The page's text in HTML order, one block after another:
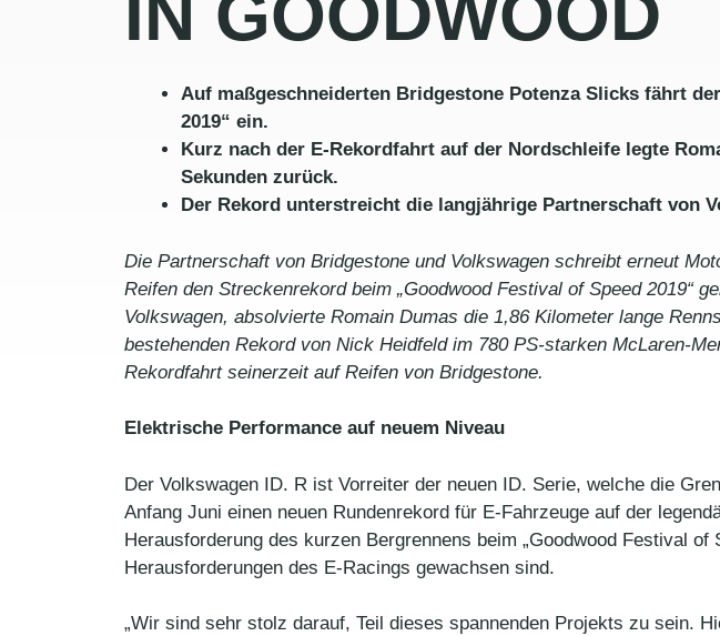
Auf maßgeschneiderten Bridgestone Potenza Slicks fährt
2019“ ein.
Kurz nach der E-Rekordfahrt auf der Nordschleife legte
Sekunden zurück.
Der Rekord unterstreicht die langjährige Partnerschaft von
Die Partnerschaft von Bridgestone und Volkswagen schreibt erneut
Reifen den Streckenrekord beim „Goodwood Festival of Speed 2019“
Volkswagen, absolvierte Romain Dumas die 1,86 Kilometer lange
bestehenden Rekord von Nick Heidfeld im 780 PS-starken McLaren-
Rekordfahrt seinerzeit auf Reifen von Bridgestone.
Elektrische Performance auf neuem Niveau
Der Volkswagen ID. R ist Vorreiter der neuen ID. Serie, welche die
Anfang Juni einen neuen Rundenrekord für E-Fahrzeuge auf der
Herausforderung des kurzen Bergrennens beim „Goodwood Festival
Herausforderungen des E-Racings gewachsen sind.
„Wir sind sehr stolz darauf, Teil dieses spannenden Projekts zu sein.